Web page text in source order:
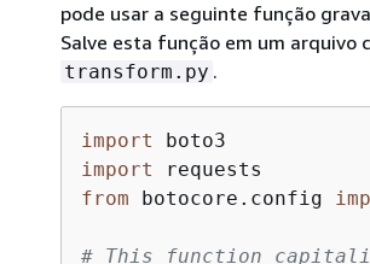
pode usar a seguinte função
Salve esta função em um arquivo
transform.py .
import
import
from botocore.config
# This function